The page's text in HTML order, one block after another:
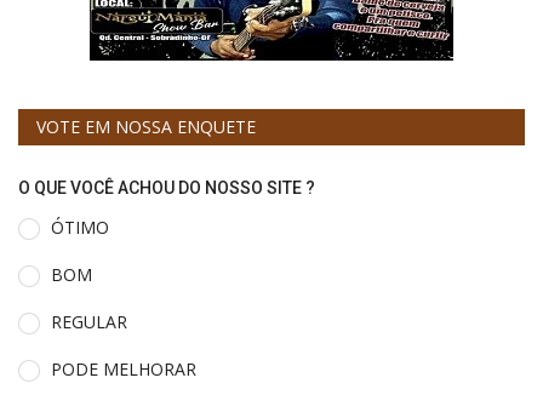
VOTE EM NOSSA ENQUETE
O QUE VOCÊ ACHOU DO NOSSO SITE ?
ÓTIMO
BOM
REGULAR
PODE MELHORAR